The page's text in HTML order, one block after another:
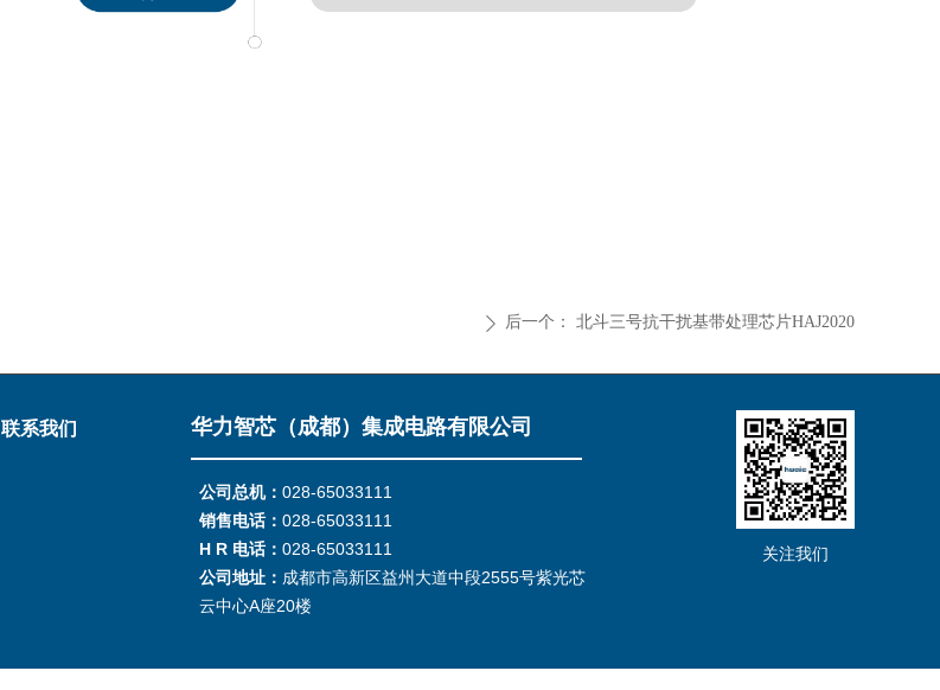
ꄲ 后一个： 北斗三号抗干扰基带处理芯片HAJ2020
华力智芯（成都）集成电路有限公司
联系我们
关注我们
公司总机： 028-65033111
销售电话： 028-65033111
H R 电话： 028-65033111
公司地址： 成都市高新区益州大道中段2555号紫光芯
云中心A座20楼